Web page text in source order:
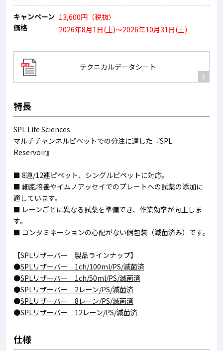
キャンペーン
価格
13,600円（税抜）
2026年8月1日(土)～2026年10月31日(土)
テクニカルデータシート
特長
SPL Life Sciences
マルチチャンネルピペットでの分注に適した『SPL
Reservoir』
■ 8連/12連ピペット、シングルピペットに対応。
■ 細胞培養やイムノアッセイでのプレートへの試薬の添加に
適しています。
■ レーンごとに異なる試薬を準備でき、作業効率が向上しま
す。
■ コンタミネーションの心配がない個包装（滅菌済み）です。
【SPLリザーバー 製品ラインナップ】
●SPLリザーバー 1ch/100ml/PS/滅菌済
●SPLリザーバー 1ch/50ml/PS/滅菌済
●SPLリザーバー 2レーン/PS/滅菌済
●SPLリザーバー 8レーン/PS/滅菌済
●SPLリザーバー 12レーン/PS/滅菌済
仕様